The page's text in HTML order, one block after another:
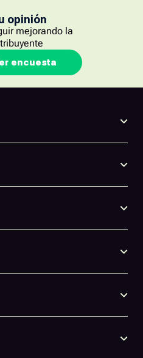
opinión
mejorando la
encuesta